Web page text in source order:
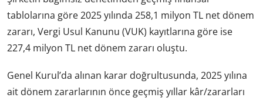
tablolarına göre 2025 yılında 258,1 milyon TL net dönem
zararı, Vergi Usul Kanunu (VUK) kayıtlarına göre ise
227,4 milyon TL net dönem zararı oluştu.
Genel Kurul’da alınan karar doğrultusunda, 2025 yılına
ait dönem zararlarının önce geçmiş yıllar kâr/zararları